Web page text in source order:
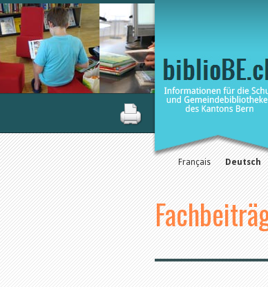
Français Deutsch